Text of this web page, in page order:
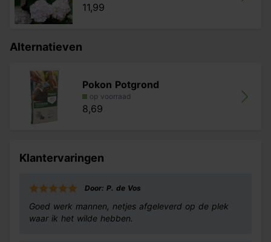
11,99
Alternatieven
Pokon Potgrond
op voorraad
8,69
Klantervaringen
Door: P. de Vos
Goed werk mannen, netjes afgeleverd op de plek
waar ik het wilde hebben.